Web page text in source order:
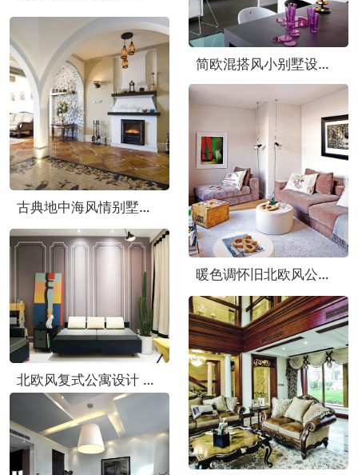
简欧混搭风小别墅设计 神秘紫打造气质美宅
古典地中海风情别墅样板房欣赏
暖色调怀旧北欧风公寓效果图
北欧风复式公寓设计 用线条装点艺术家居